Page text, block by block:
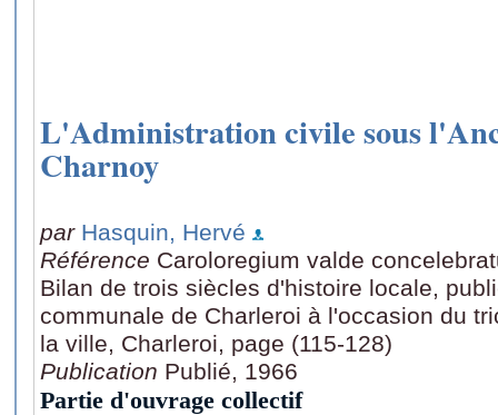
L'Administration civile sous
Charnoy
par Hasquin, Hervé
Référence Caroloregium valde
Bilan de trois siècles d'histoire locale,
communale de Charleroi à l'occasion du
la ville, Charleroi, page (115-128)
Publication Publié, 1966
Partie d'ouvrage collectif